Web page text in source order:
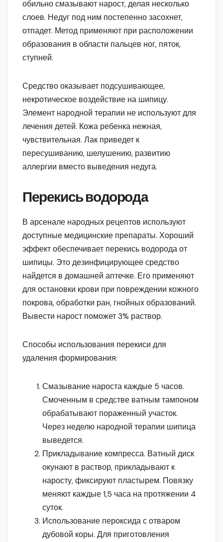
обильно смазывают нарост, делая несколько
слоев. Недуг под ним постепенно засохнет,
отпадет. Метод применяют при расположении
образования в области пальцев ног, пяток,
ступней.
Средство оказывает подсушивающее,
некротическое воздействие на шипицу.
Элемент народной терапии не используют для
лечения детей. Кожа ребенка нежная,
чувствительная. Лак приведет к
пересушиванию, шелушению, развитию
аллергии вместо выведения недуга.
Перекись водорода
В арсенале народных рецептов используют
доступные медицинские препараты. Хороший
эффект обеспечивает перекись водорода от
шипицы. Это дезинфицирующее средство
найдется в домашней аптечке. Его применяют
для остановки крови при повреждении кожного
покрова, обработки ран, гнойных образований.
Вывести нарост поможет 3% раствор.
Способы использования перекиси для
удаления формирования:
Смазывание нароста каждые 5 часов.
Смоченным в средстве ватным тампоном
обрабатывают пораженный участок.
Через неделю народной терапии шипица
выведется.
Прикладывание компресса. Ватный диск
окунают в раствор, прикладывают к
наросту, фиксируют пластырем. Повязку
меняют каждые 1,5 часа на протяжении 4
суток.
Использование пероксида с отваром
дубовой коры. Для приготовления